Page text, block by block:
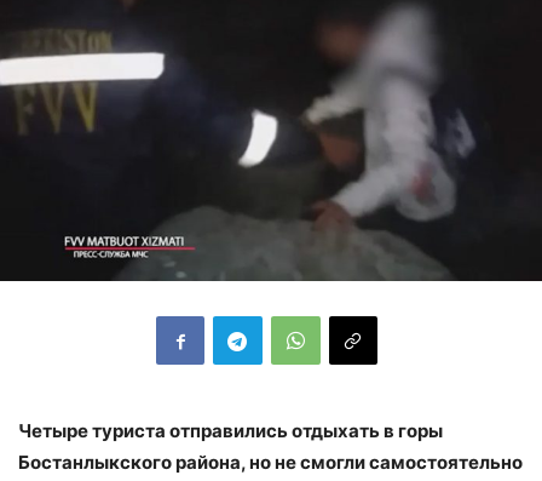
Четыре туриста отправились отдыхать в горы
Бостанлыкского района, но не смогли самостоятельно